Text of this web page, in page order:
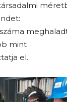
mint
el.